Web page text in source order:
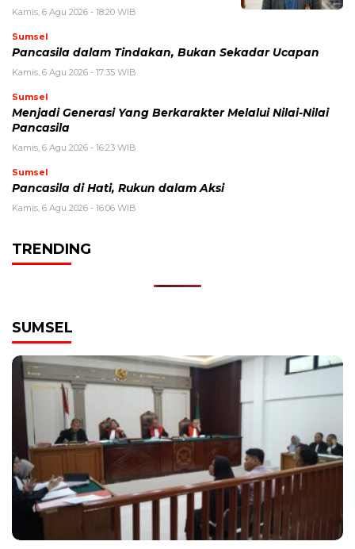
Kamis, 6 Agu 2026 - 18:20 WIB
Sumsel
Pancasila dalam Tindakan, Bukan Sekadar Ucapan
Kamis, 6 Agu 2026 - 17:35 WIB
Sumsel
Menjadi Generasi Yang Berkarakter Melalui Nilai-Nilai
Pancasila
Kamis, 6 Agu 2026 - 16:23 WIB
Sumsel
Pancasila di Hati, Rukun dalam Aksi
Kamis, 6 Agu 2026 - 16:06 WIB
TRENDING
SUMSEL